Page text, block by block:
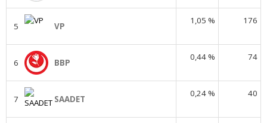
5 VP
1,05 % 176
6 BBP
0,44 % 74
7 SAADET
0,24 % 40